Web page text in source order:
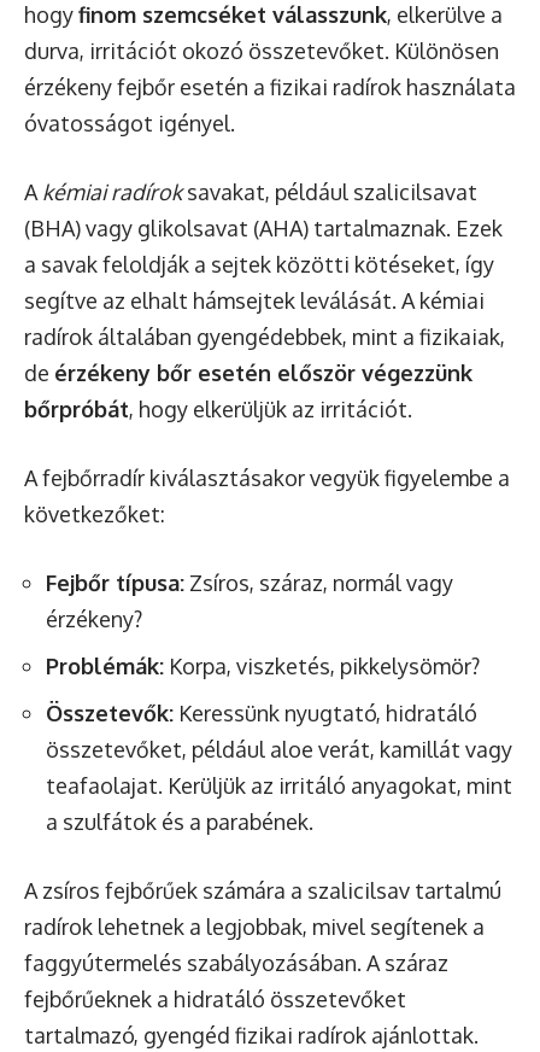
hogyfinom szemcséket válasszunk, elkerülve a
durva, irritációt okozó összetevőket. Különösen
érzékeny fejbőr esetén a fizikai radírok használata
óvatosságot igényel.
A kémiai radíroksavakat, például szalicilsavat
(BHA) vagy glikolsavat (AHA) tartalmaznak. Ezek
a savak feloldják a sejtek közötti kötéseket, így
segítve az elhalt hámsejtek leválását. A kémiai
radírok általában gyengédebbek, mint a fizikaiak,
de érzékeny bőr esetén először végezzünk
bőrpróbát, hogy elkerüljük az irritációt.
A fejbőrradír kiválasztásakor vegyük figyelembe a
következőket:
Fejbőr típusa: Zsíros, száraz, normál vagy
érzékeny?
Problémák: Korpa, viszketés, pikkelysömör?
Összetevők: Keressünk nyugtató, hidratáló
összetevőket, például aloe verát, kamillát vagy
teafaolajat. Kerüljük az irritáló anyagokat, mint
a szulfátok és a parabének.
A zsíros fejbőrűek számára a szalicilsav tartalmú
radírok lehetnek a legjobbak, mivel segítenek a
faggyútermelés szabályozásában. A száraz
fejbőrűeknek a hidratáló összetevőket
tartalmazó, gyengéd fizikai radírok ajánlottak.